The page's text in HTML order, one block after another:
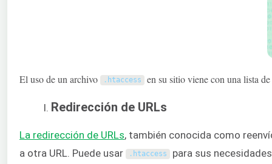
El uso de un archivo . htaccess en su sitio viene con una lista
Redirección de URLs
La redirección de URLs, también conocida como
a otra URL. Puede usar
. htaccess para sus